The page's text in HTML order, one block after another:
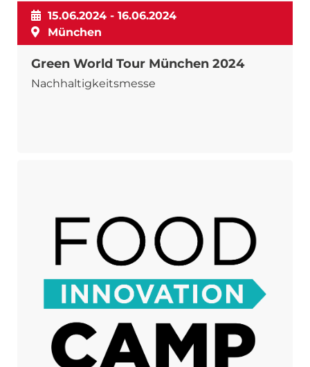
15.06.2024 - 16.06.2024
München
Green World Tour München 2024
Nachhaltigkeitsmesse